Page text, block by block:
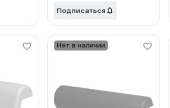
Подписаться
Нет в наличии